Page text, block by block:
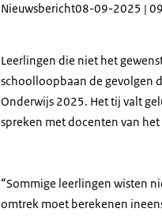
Nieuwsbericht08-09-2025 |
Leerlingen die niet het
schoolloopbaan de gevolgen
Onderwijs 2025. Het tij valt
spreken met docenten van
“Sommige leerlingen wisten
omtrek moet berekenen